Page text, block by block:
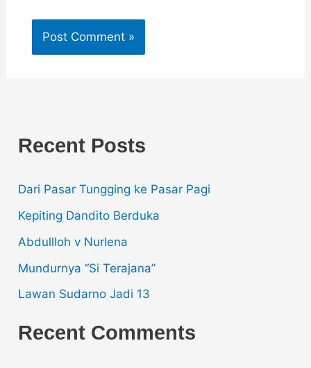
Recent Posts
Dari Pasar Tungging ke Pasar Pagi
Kepiting Dandito Berduka
Abdullloh v Nurlena
Mundurnya “Si Terajana”
Lawan Sudarno Jadi 13
Recent Comments